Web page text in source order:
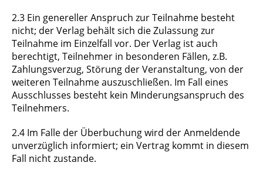
2.3 Ein genereller Anspruch zur Teilnahme besteht
nicht; der Verlag behält sich die Zulassung zur
Teilnahme im Einzelfall vor. Der Verlag ist auch
berechtigt, Teilnehmer in besonderen Fällen, z.B.
Zahlungsverzug, Störung der Veranstaltung, von der
weiteren Teilnahme auszuschließen. Im Fall eines
Ausschlusses besteht kein Minderungsanspruch des
Teilnehmers.
2.4 Im Falle der Überbuchung wird der Anmeldende
unverzüglich informiert; ein Vertrag kommt in diesem
Fall nicht zustande.